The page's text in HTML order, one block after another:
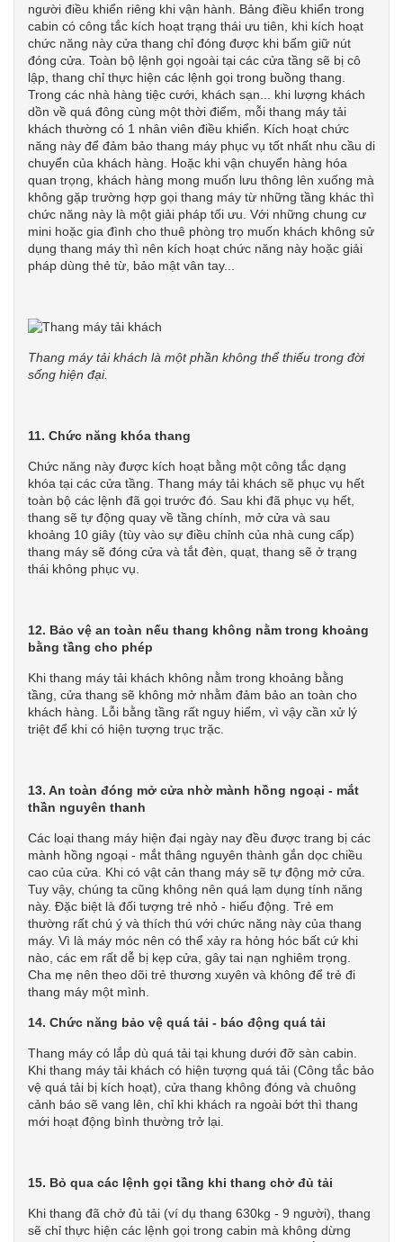
người điều khiển riêng khi vận hành. Bảng điều khiển trong
cabin có công tắc kích hoạt trạng thái ưu tiên, khi kích hoạt
chức năng này cửa thang chỉ đóng được khi bấm giữ nút
đóng cửa. Toàn bộ lệnh gọi ngoài tại các cửa tầng sẽ bị cô
lập, thang chỉ thực hiện các lệnh gọi trong buồng thang.
Trong các nhà hàng tiệc cưới, khách sạn... khi lượng khách
dồn về quá đông cùng một thời điểm, mỗi thang máy tải
khách thường có 1 nhân viên điều khiển. Kích hoạt chức
năng này để đảm bảo thang máy phục vụ tốt nhất nhu cầu di
chuyển của khách hàng. Hoặc khi vận chuyển hàng hóa
quan trọng, khách hàng mong muốn lưu thông lên xuống mà
không gặp trường hợp gọi thang máy từ những tầng khác thì
chức năng này là một giải pháp tối ưu. Với những chung cư
mini hoặc gia đình cho thuê phòng trọ muốn khách không sử
dụng thang máy thì nên kích hoạt chức năng này hoặc giải
pháp dùng thẻ từ, bảo mật vân tay...
Thang máy tải khách là một phần không thể thiếu trong đời
sống hiện đại.
11. Chức năng khóa thang
Chức năng này được kích hoạt bằng một công tắc dạng
khóa tại các cửa tầng. Thang máy tải khách sẽ phục vụ hết
toàn bộ các lệnh đã gọi trước đó. Sau khi đã phục vụ hết,
thang sẽ tự động quay về tầng chính, mở cửa và sau
khoảng 10 giây (tùy vào sự điều chỉnh của nhà cung cấp)
thang máy sẽ đóng cửa và tắt đèn, quạt, thang sẽ ở trạng
thái không phục vụ.
12. Bảo vệ an toàn nếu thang không nằm trong khoảng
bằng tầng cho phép
Khi thang máy tải khách không nằm trong khoảng bằng
tầng, cửa thang sẽ không mở nhằm đảm bảo an toàn cho
khách hàng. Lỗi bằng tầng rất nguy hiểm, vì vậy cần xử lý
triệt để khi có hiện tượng trục trặc.
13. An toàn đóng mở cửa nhờ mành hồng ngoại - mắt
thần nguyên thanh
Các loại thang máy hiện đại ngày nay đều được trang bị các
mành hồng ngoại - mắt thâng nguyên thành gắn dọc chiều
cao của cửa. Khi có vật cản thang máy sẽ tự động mở cửa.
Tuy vậy, chúng ta cũng không nên quá lạm dụng tính năng
này. Đặc biệt là đối tượng trẻ nhỏ - hiếu động. Trẻ em
thường rất chú ý và thích thú với chức năng này của thang
máy. Vì là máy móc nên có thể xảy ra hỏng hóc bất cứ khi
nào, các em rất dễ bị kẹp cửa, gây tai nạn nghiêm trọng.
Cha mẹ nên theo dõi trẻ thương xuyên và không để trẻ đi
thang máy một mình.
14. Chức năng bảo vệ quá tải - báo động quá tải
Thang máy có lắp dù quá tải tại khung dưới đỡ sàn cabin.
Khi thang máy tải khách có hiện tượng quá tải (Công tắc bảo
vệ quá tải bị kích hoạt), cửa thang không đóng và chuông
cảnh báo sẽ vang lên, chỉ khi khách ra ngoài bớt thì thang
mới hoạt động bình thường trở lại.
15. Bỏ qua các lệnh gọi tầng khi thang chở đủ tải
Khi thang đã chở đủ tải (ví dụ thang 630kg - 9 người), thang
sẽ chỉ thực hiện các lệnh gọi trong cabin mà không dừng